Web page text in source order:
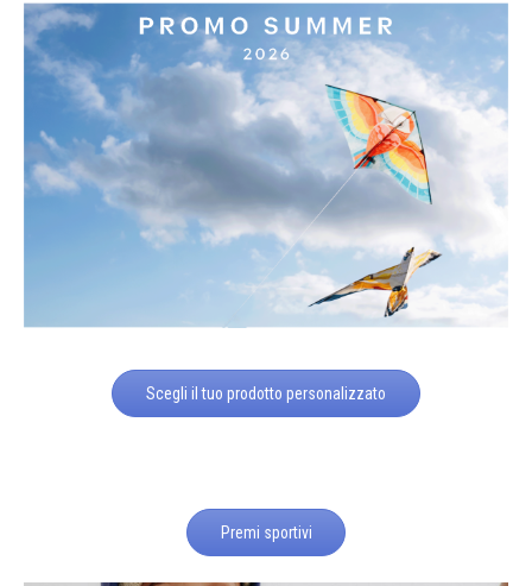
Scegli il tuo prodotto personalizzato
Premi sportivi